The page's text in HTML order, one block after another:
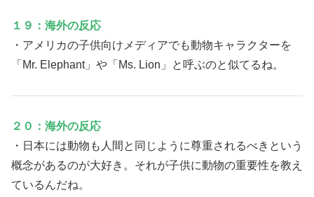
１９：海外の反応
・アメリカの子供向けメディアでも動物キャラクターを
「Mr. Elephant」や「Ms. Lion」と呼ぶのと似てるね。
２０：海外の反応
・日本には動物も人間と同じように尊重されるべきという
概念があるのが大好き。それが子供に動物の重要性を教え
ているんだね。